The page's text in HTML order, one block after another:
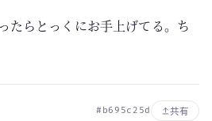
たらとっくにお手上げてる。ち
#b695c25d 共有